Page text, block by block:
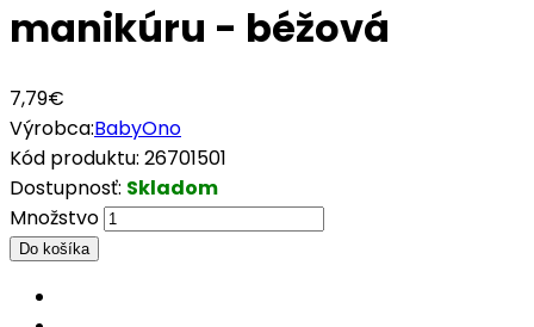
manikúru - béžová
7,79€
Výrobca:BabyOno
Kód produktu: 26701501
Dostupnosť: Skladom
Množstvo